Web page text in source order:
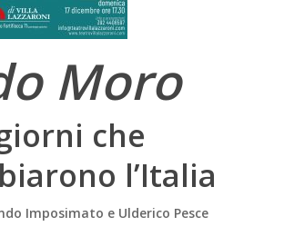
Moro
che
l’Italia
Imposimato e Ulderico Pesce